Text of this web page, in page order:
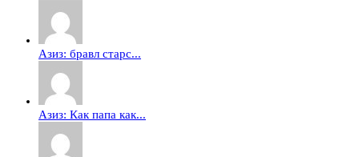
Азиз: бравл старс...
Азиз: Как папа как...